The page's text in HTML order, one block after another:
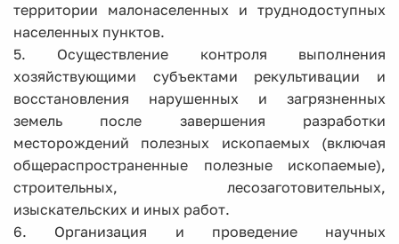
территории малонаселенных и труднодоступных
населенных пунктов.
5. Осуществление контроля выполнения
хозяйствующими субъектами рекультивации и
восстановления нарушенных и загрязненных
земель после завершения разработки
месторождений полезных ископаемых (включая
общераспространенные полезные ископаемые),
строительных, лесозаготовительных,
изыскательских и иных работ.
6. Организация и проведение научных